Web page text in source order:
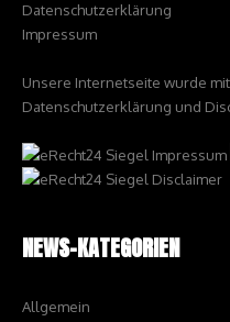
Datenschutzerklärung
Impressum
Unsere Internetseite wurde
Datenschutzerklärung und
NEWS-KATEGORIEN
Allgemein